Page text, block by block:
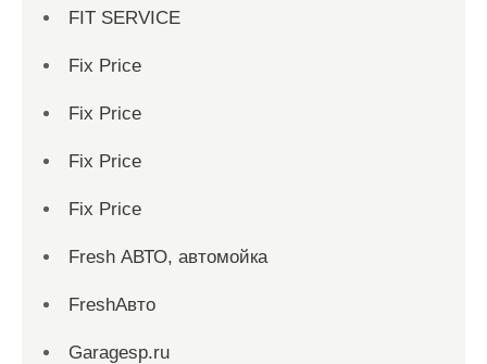
FIT SERVICE
Fix Price
Fix Price
Fix Price
Fix Price
Fresh АВТО, автомойка
FreshАвто
Garagesp.ru